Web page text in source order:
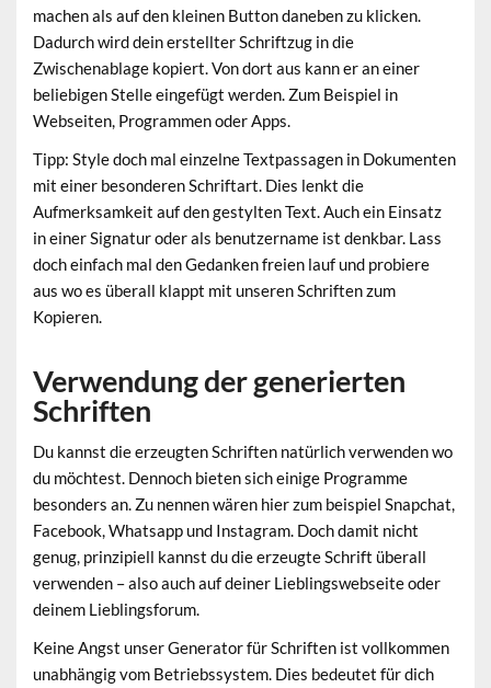
machen als auf den kleinen Button daneben zu klicken.
Dadurch wird dein erstellter Schriftzug in die
Zwischenablage kopiert. Von dort aus kann er an einer
beliebigen Stelle eingefügt werden. Zum Beispiel in
Webseiten, Programmen oder Apps.
Tipp: Style doch mal einzelne Textpassagen in Dokumenten
mit einer besonderen Schriftart. Dies lenkt die
Aufmerksamkeit auf den gestylten Text. Auch ein Einsatz
in einer Signatur oder als benutzername ist denkbar. Lass
doch einfach mal den Gedanken freien lauf und probiere
aus wo es überall klappt mit unseren Schriften zum
Kopieren.
Verwendung der generierten
Schriften
Du kannst die erzeugten Schriften natürlich verwenden wo
du möchtest. Dennoch bieten sich einige Programme
besonders an. Zu nennen wären hier zum beispiel Snapchat,
Facebook, Whatsapp und Instagram. Doch damit nicht
genug, prinzipiell kannst du die erzeugte Schrift überall
verwenden – also auch auf deiner Lieblingswebseite oder
deinem Lieblingsforum.
Keine Angst unser Generator für Schriften ist vollkommen
unabhängig vom Betriebssystem. Dies bedeutet für dich